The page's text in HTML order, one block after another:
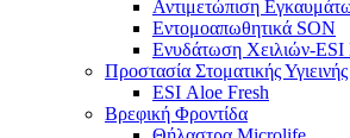
Αντιμετώπιση
Εντομοαπωθητικά SON
Ενυδάτωση Χειλιών-
Προστασία Στοματικής Υγιεινής
ESI Αloe Fresh
Βρεφική Φροντίδα